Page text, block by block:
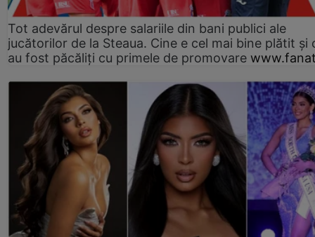
Tot adevărul despre salariile din bani publici ale
jucătorilor de la Steaua. Cine e cel mai bine plătit și
au fost păcăliți cu primele de promovare